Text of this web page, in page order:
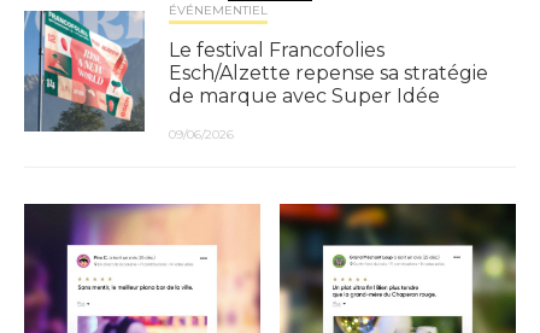
ÉVÉNEMENTIEL
Le festival Francofolies
Esch/Alzette repense sa stratégie
de marque avec Super Idée
09/06/2026